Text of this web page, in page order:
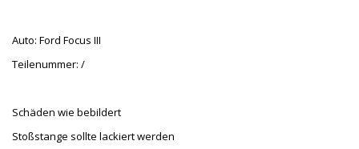
Auto: Ford Focus III
Teilenummer: /
Schäden wie bebildert
Stoßstange sollte lackiert werden